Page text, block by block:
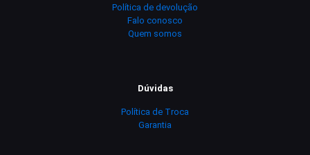
Política de devolução
Falo conosco
Quem somos
Dúvidas
Política de Troca
Garantia